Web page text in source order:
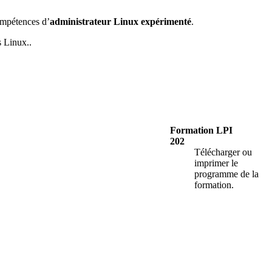
d’administrateur Linux expérimenté.
Linux..
Formation LPI
202
Télécharger ou
imprimer le
programme de la
formation.